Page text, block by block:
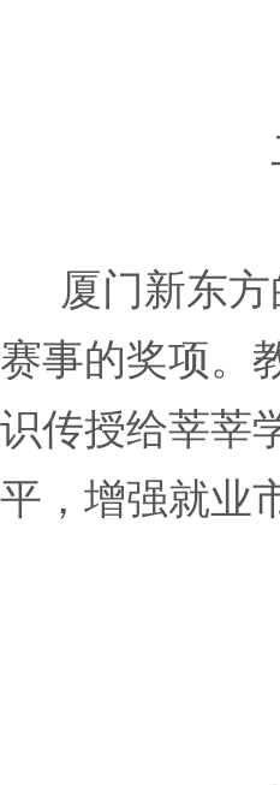
厦门新东方
赛事的奖项。
识传授给莘莘
平，增强就业